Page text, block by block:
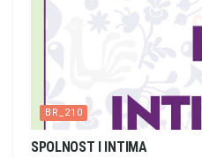
BR_210
SPOLNOST I INTIMA